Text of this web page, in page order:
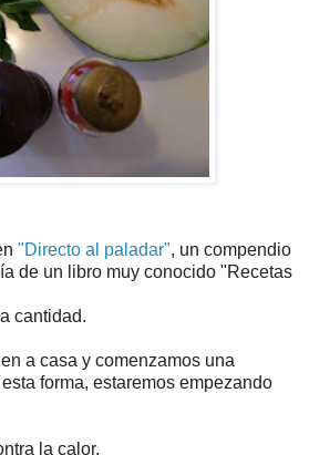
"Directo al paladar", un compendio
de un libro muy conocido "Recetas
cantidad.
a casa y comenzamos una
forma, estaremos empezando
la calor.